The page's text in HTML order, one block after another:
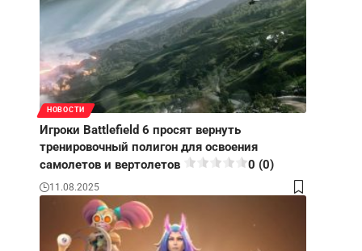
НОВОСТИ
Игроки Battlefield 6 просят вернуть
тренировочный полигон для освоения
самолетов и вертолетов
0 (0)
11.08.2025